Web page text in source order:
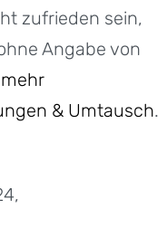
zufrieden sein,
Angabe von
& Umtausch.